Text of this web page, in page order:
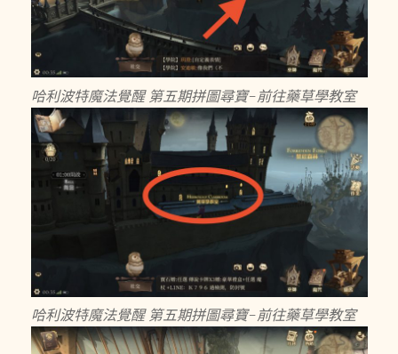
哈利波特魔法覺醒 第五期拼圖尋寶-前往藥草學教室
哈利波特魔法覺醒 第五期拼圖尋寶-前往藥草學教室